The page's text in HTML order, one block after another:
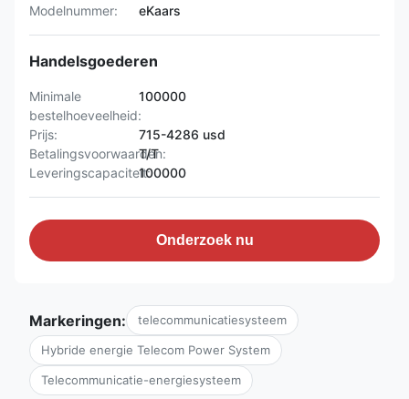
Modelnummer:
eKaars
Handelsgoederen
Minimale
bestelhoeveelheid:
100000
Prijs:
715-4286 usd
Betalingsvoorwaarden:
T/T
Leveringscapaciteit:100000
Onderzoek nu
Markeringen: telecommunicatiesysteem
Hybride energie Telecom Power System
Telecommunicatie-energiesysteem